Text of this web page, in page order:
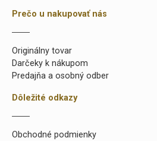
Prečo u nakupovať nás
Originálny tovar
Darčeky k nákupom
Predajňa a osobný odber
Dôležité odkazy
Obchodné podmienky